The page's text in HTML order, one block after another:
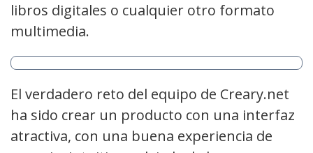
libros digitales o cualquier otro formato
multimedia.
El verdadero reto del equipo de Creary.net
ha sido crear un producto con una interfaz
atractiva, con una buena experiencia de